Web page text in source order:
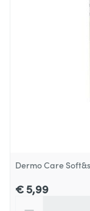
Dermo Care
€ 5,99